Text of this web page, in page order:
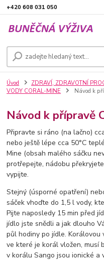
+420 608 031 050
Úvod ZDRAVÍ, ZDRAVOTNÍ
VODY CORAL-MINE
Návod k
Návod k přípravě
Připravte si ráno (na lačno)
nebo ještě lépe cca 50°C
Mine (obsah malého sáčku
protřepejte, nádobu
vypijte.
Stejný (úsporné opatření)
sáček vhoďte do 1,5 l vody,
Pijte naposledy 15 min před
jídlo jste snědli a jak dlouho
půl hodiny po jídle. Korálovou
ve které je korál vložen, musí
v korálu Sango jsou ionické a